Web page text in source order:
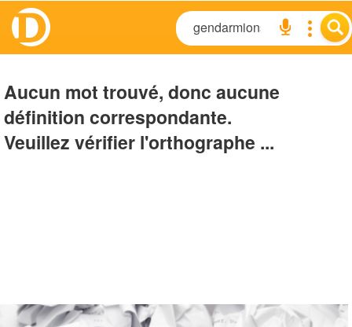
Aucun mot trouvé, donc aucune
définition correspondante.
Veuillez vérifier l'orthographe ...